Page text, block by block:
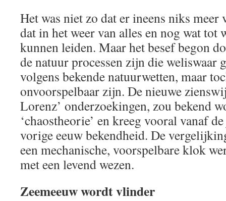
Het was niet zo dat er ineens niks meer
dat in het weer van alles en nog wat
kunnen leiden. Maar het besef begon
de natuur processen zijn die weliswaar
volgens bekende natuurwetten, maar
onvoorspelbaar zijn. De nieuwe
Lorenz’ onderzoekingen, zou bekend
‘chaostheorie’ en kreeg vooral vanaf
vorige eeuw bekendheid. De
een mechanische, voorspelbare klok
met een levend wezen.
Zeemeeuw wordt vlinder